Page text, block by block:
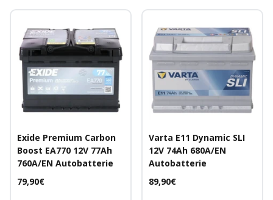
Exide Premium Carbon
Boost EA770 12V 77Ah
760A/EN Autobatterie
Angebotspreis
79,90€
Varta E11 Dynamic SLI
12V 74Ah 680A/EN
Autobatterie
Angebotspreis
89,90€